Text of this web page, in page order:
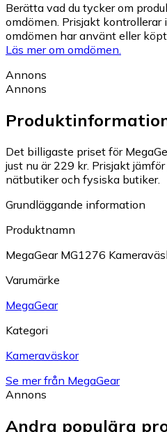
Berätta vad du tycker om
omdömen. Prisjakt kontrollerar
omdömen har använt eller
Läs mer om omdömen.
Annons
Annons
Det billigaste priset för
just nu är 229 kr. Prisjakt
nätbutiker och fysiska butiker.
Grundläggande information
Produktnamn
MegaGear MG1276
Varumärke
MegaGear
Kategori
Kameraväskor
Se mer från MegaGear
Annons
Andra populära